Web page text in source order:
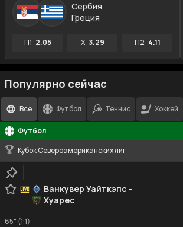
Сербия
Греция
П1 2.05 X 3.29 П2 4.11
Популярно сейчас
Все Футбол Теннис Хоккей
Футбол
Кубок Североамериканских лиг
Ванкувер Уайткэпс -
Хуарес
65" (1:1)